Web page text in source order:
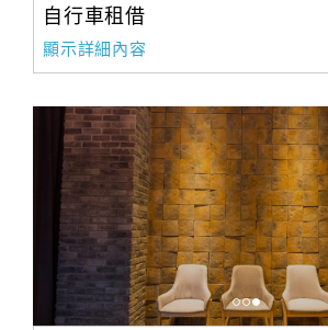
自行車租借
顯示詳細內容